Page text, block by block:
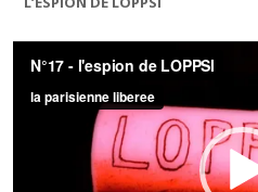
Lecteur
vidéo